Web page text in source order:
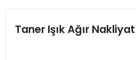
Taner Işık Ağır Nakliyat